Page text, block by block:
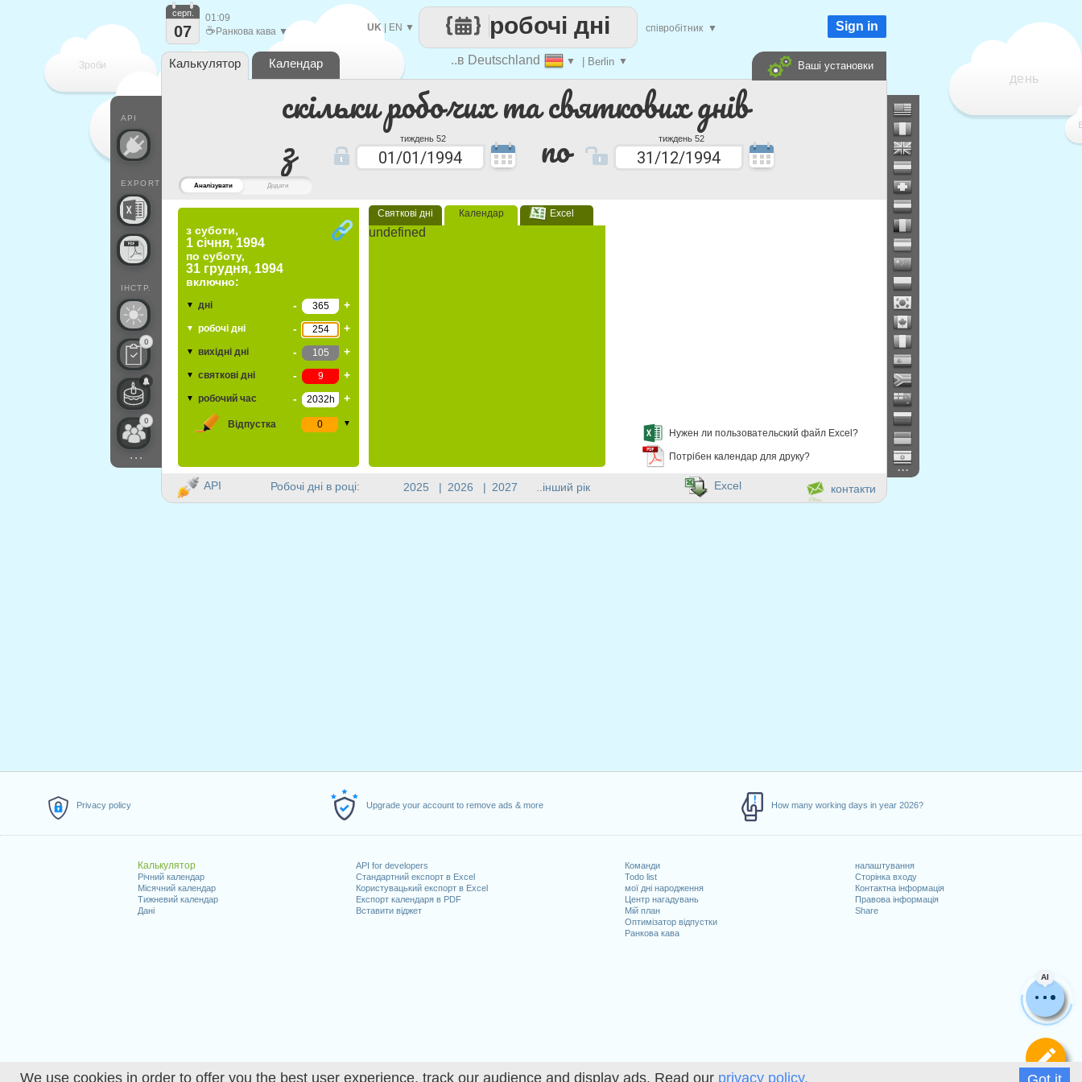
We use cookies in order to offer you the best user experience, track our audience and display ads. Read our privacy policy.
Privacy policy Upgrade your account to remove ads & more How many working days in year 2026?
Калькулятор
Річний календар
Місячний календар
Тижневий календар
Дані
API for developers
Стандартний експорт в Excel
Користувацький експорт в Excel
Експорт календаря в PDF
Вставити віджет
Команди
Todo list
мої дні народження
Центр нагадувань
Мій план
Оптимізатор відпустки
Ранкова кава
налаштування
Сторінка входу
Контактна інформація
Правова інформація
Share
Аналізувати Додати
скільки робочих та святкових днів
з
тиждень 52 по тиждень 52
з суботи,
1 січня, 1994
по суботу,
31 грудня, 1994
включно:
▼ дні - +
▼ робочі дні - +
▼ вихідні дні - +
▼ святкові дні - +
▼ робочий час - +
Відпустка ▼
Святкові дні Календар Excel
undefined
Нужен ли пользовательский файл Excel?
Потрібен календар для друку?
AI
Зроби
день
..в Deutschland ▼ | Berlin ▼
робочі дні
UK| EN ▼ співробітник ▼
API
EXPORT
ІНСТР.
0
0
...
серп.
07
01:09
☕ Ранкова кава ▼ Sign in
Калькулятор Календар Ваші установки
Робочі дні в році: 2025 | 2026 | 2027 ..інший рік
...
API контакти
Excel